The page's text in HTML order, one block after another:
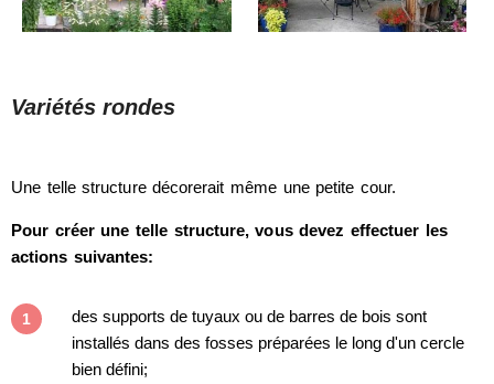
Variétés rondes
Une telle structure décorerait même une petite cour.
Pour créer une telle structure, vous devez effectuer les
actions suivantes:
des supports de tuyaux ou de barres de bois sont
installés dans des fosses préparées le long d'un cercle
bien défini;